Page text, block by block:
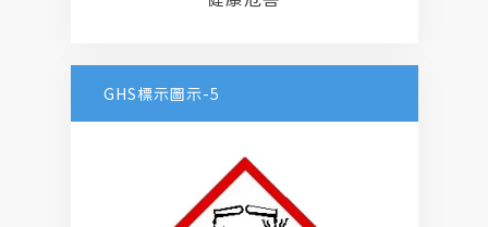
GHS標示圖示-5